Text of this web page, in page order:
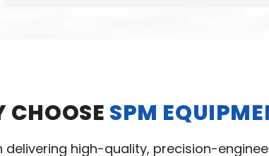
CHOOSE SPM
delivering high-quality, precision-